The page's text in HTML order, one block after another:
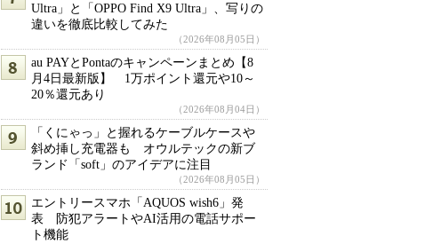
Ultra」と「OPPO Find X9 Ultra」、写りの
違いを徹底比較してみた
（2026年08月05日）
au PAYとPontaのキャンペーンまとめ【8
月4日最新版】 1万ポイント還元や10～
20％還元あり
（2026年08月04日）
「くにゃっ」と握れるケーブルケースや
斜め挿し充電器も オウルテックの新ブ
ランド「soft」のアイデアに注目
（2026年08月05日）
エントリースマホ「AQUOS wish6」発
表 防犯アラートやAI活用の電話サポー
ト機能